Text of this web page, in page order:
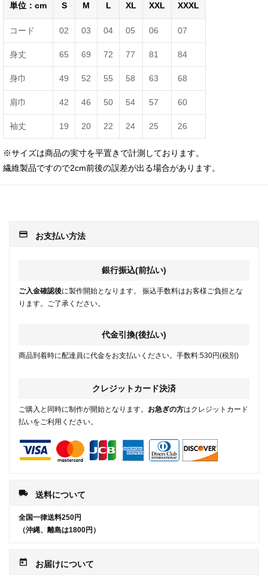
単位：cm S M L XL XXL XXXL
コード 02 03 04 05 06 07
身丈 65 69 72 77 81 84
身巾 49 52 55 58 63 68
肩巾 42 46 50 54 57 60
袖丈 19 20 22 24 25 26
※サイズは商品の実寸を平置きで計測しております。
繊維製品ですので2cm前後の誤差が出る場合があります。
payment お支払い方法
銀行振込(前払い)
ご入金確認後に製作開始となります。 振込手数料はお客様ご負担とな
ります。ご了承ください。
代金引換(後払い)
商品到着時に配達員に代金をお支払いください。手数料:530円(税別)
クレジットカード決済
ご購入と同時に制作が開始となります。 お急ぎの方はクレジットカード
払いをご利用ください。
local_shipping 送料について
全国一律送料250円
（沖縄、離島は1800円）
today お届けについて